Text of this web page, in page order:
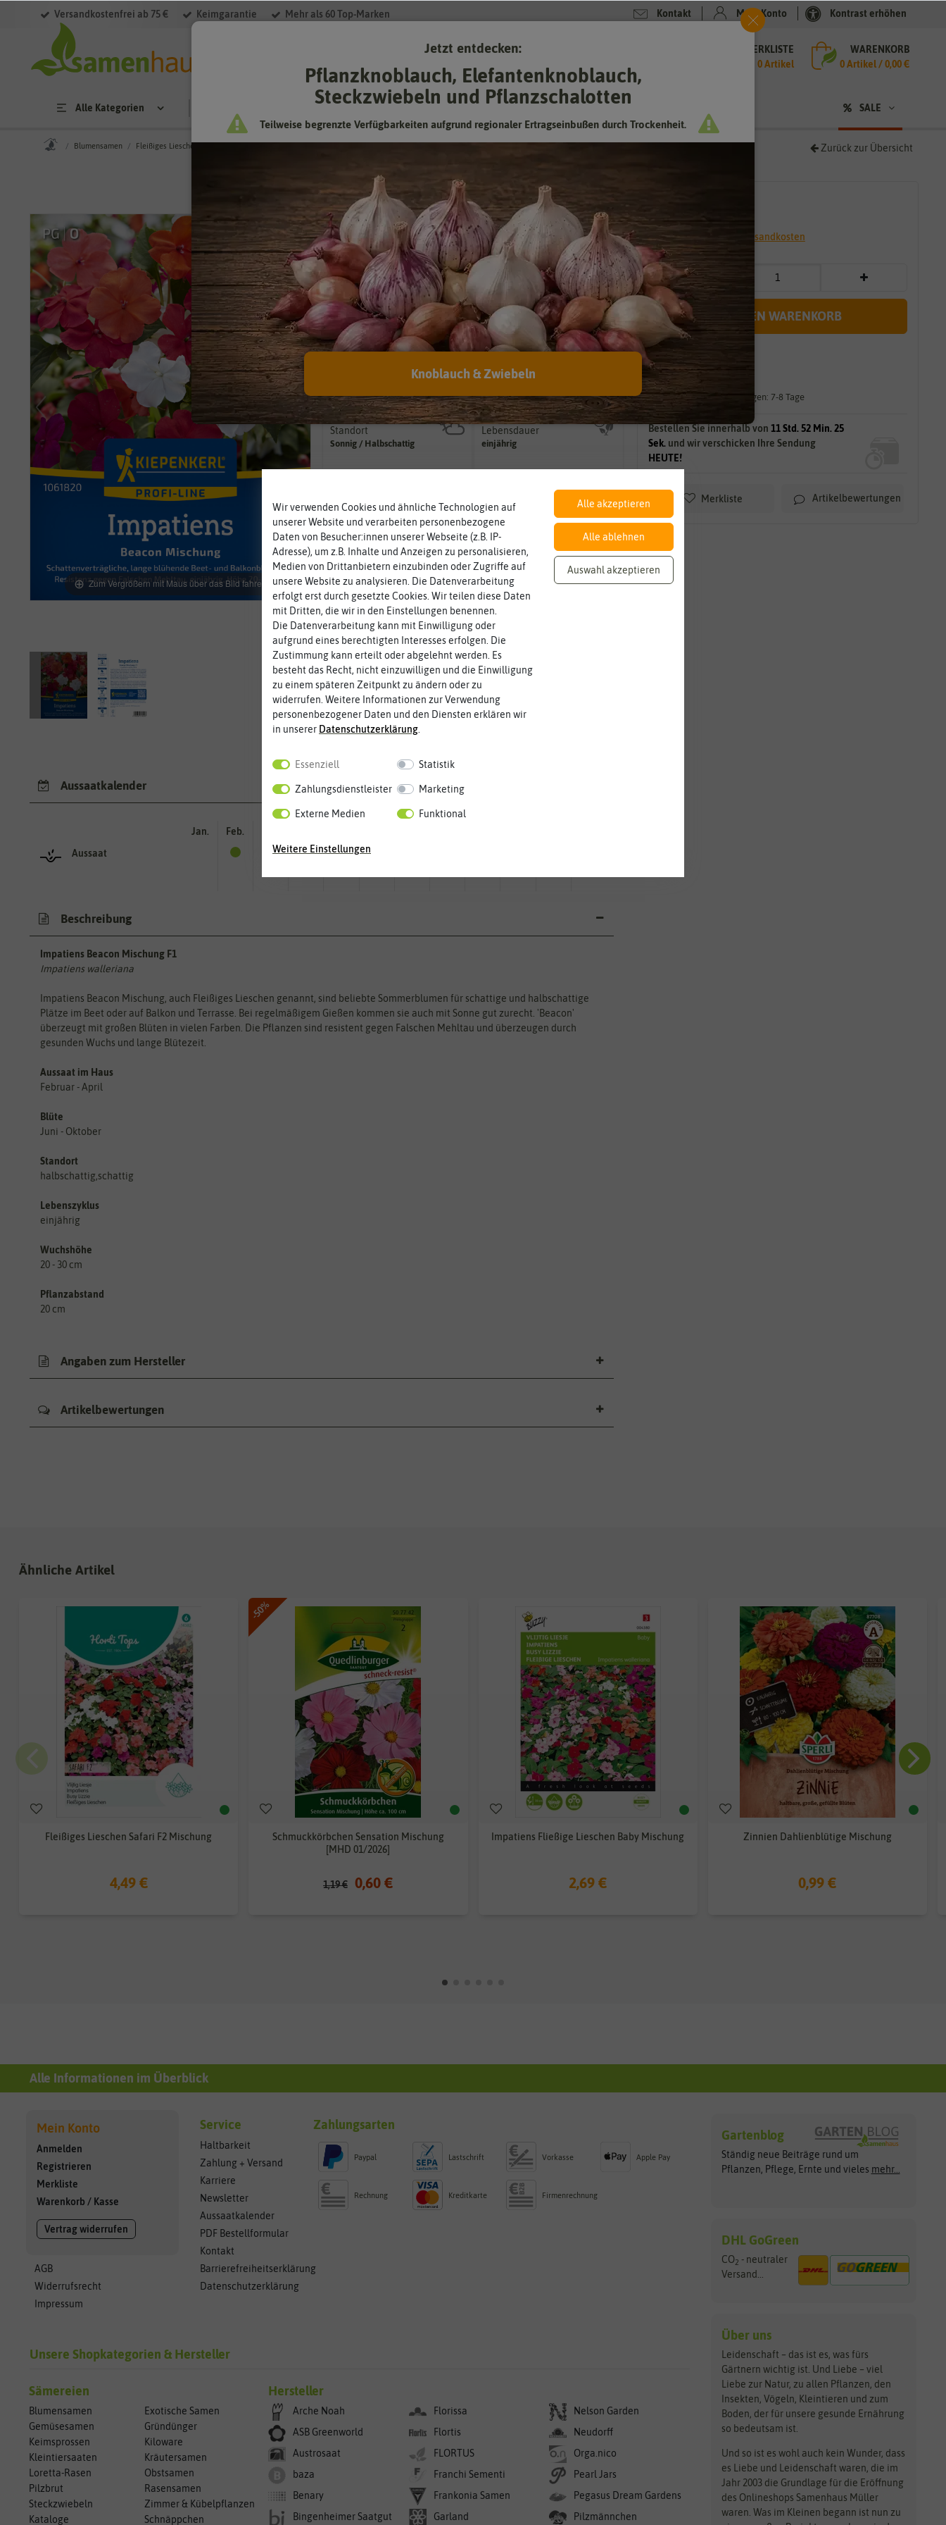
Versandkostenfrei ab 75 € Keimgarantie Mehr als 60 Top-Marken Kontakt Mein Konto Kontrast erhöhen
MERKLISTE
0 Artikel
WARENKORB
0Artikel /0,00 €
Alle Kategorien SALE
Blumensamen Fleißiges Lieschen Samen Zurück zur Übersicht
Zum Vergrößern mit Maus über das Bild fahren
* inkl. 7% MwSt. zzgl. Versandkosten
IN DEN WARENKORB
sofort lieferbar
gilt für 25
Lieferzeit für größere Mengen: 7-8 Tage
Bestellen Sie innerhalb von 11 Std. 52 Min. 23
Sek.und wir verschicken Ihre Sendung
HEUTE!
Merkliste Artikelbewertungen
Impatiens Beacon Mischung F1
Hersteller:
Kiepenkerl
Artikelnummer:
1061820
4099682618203
ausreichend für ca. 20 Pflanzen
Wie viel ist enthalten
walleriana
Namen zur eindeutigen
Standort
Sonnig / Halbschattig
Pflanze? (schattig, halbschattig,
sonnig, vollsonnig)
Winterhart
nein
Pflanzen, die im Freien ohne
Probleme überwintern können.
Lebensdauer
einjährig
einjährig, zweijährig oder
mehrjährig.
Pflanzabstand
30 cm
Welchen Abstand sollten die
Pflanzen voneinander haben?
Blütenfarbe
bunt
Wie ist die Blüte eingefärbt? Kann
auch mehrfarbig sein.
Aussaatkalender
Aussaat
Jan. Feb.
Beschreibung
Impatiens Beacon Mischung F1
Impatiens walleriana
Impatiens Beacon Mischung, auch Fleißiges Lieschen genannt, sind beliebte Sommerblumen für schattige und halbschattige
Plätze im Beet oder auf Balkon und Terrasse. Bei regelmäßigem Gießen kommen sie auch mit Sonne gut zurecht. 'Beacon'
überzeugt mit großen Blüten in vielen Farben. Die Pflanzen sind resistent gegen Falschen Mehltau und überzeugen durch
gesunden Wuchs und lange Blütezeit.
Aussaat im Haus
Februar - April
Blüte
Juni - Oktober
Standort
halbschattig,schattig
Lebenszyklus
einjährig
Wuchshöhe
20 - 30 cm
Pflanzabstand
20 cm
Angaben zum Hersteller
Artikelbewertungen
Ähnliche Artikel
Fleißiges Lieschen Safari F2 Mischung
4,49 €
-50%
Schmuckkörbchen Sensation Mischung
[MHD 01/2026]
1,19 € 0,60 €
Impatiens Fließige Lieschen Baby Mischung
2,69 €
Zinnien Dahlienblütige Mischung
0,99 €
Alle Informationen im Überblick
Mein Konto
Anmelden
Registrieren
Merkliste
Warenkorb / Kasse
Vertrag widerrufen
AGB
Widerrufsrecht
Impressum
Service
Haltbarkeit
Zahlung + Versand
Karriere
Newsletter
Aussaatkalender
PDF Bestellformular
Kontakt
Barrierefreiheitserklärung
Datenschutzerklärung
Zahlungsarten
Paypal Lastschrift Vorkasse Apple Pay
Rechnung Kreditkarte Firmenrechnung
Unsere Shopkategorien & Hersteller
Sämereien
Blumensamen
Exotische Samen
Gemüsesamen
Gründünger
Keimsprossen
Kiloware
Kleintiersaaten
Kräutersamen
Loretta-Rasen
Obstsamen
Pilzbrut
Rasensamen
Steckzwiebeln
Zimmer & Kübelpflanzen
Kataloge
Schnäppchen
Hersteller
Arche Noah
ASB Greenworld
Austrosaat
baza
Benary
Bingenheimer Saatgut
Florissa
Flortis
FLORTUS
Franchi Sementi
Frankonia Samen
Garland
Nelson Garden
Neudorff
Orga.nico
Pearl Jars
Pegasus Dream Gardens
Pilzmännchen
Gartenblog
Ständig neue Beiträge rund um
Pflanzen, Pflege, Ernte und vieles mehr...
DHL GoGreen
CO2 - neutraler
Versand...
Über uns
Leidenschaft – das ist es, was fürs
Gärtnern wichtig ist. Und Liebe – viel
Liebe zur Natur, zu allen Pflanzen, den
Insekten, Vögeln, Kleintieren und zum
Boden, der für unsere gesunde Ernährung
so bedeutsam ist.
Und so ist es wohl auch kein Wunder, dass
es Liebe und Leidenschaft waren, die im
Jahr 2003 die Grundlage für die Eröffnung
des Onlineshops Samenhaus Müller
waren. Was im Kleinen begann ist nun zu
Wir verwenden Cookies und ähnliche Technologien auf
unserer Website und verarbeiten personenbezogene
Daten von Besucher:innen unserer Webseite (z.B. IP-
Adresse), um z.B. Inhalte und Anzeigen zu personalisieren,
Medien von Drittanbietern einzubinden oder Zugriffe auf
unsere Website zu analysieren. Die Datenverarbeitung
erfolgt erst durch gesetzte Cookies. Wir teilen diese Daten
mit Dritten, die wir in den Einstellungen benennen.
Die Datenverarbeitung kann mit Einwilligung oder
aufgrund eines berechtigten Interesses erfolgen. Die
Zustimmung kann erteilt oder abgelehnt werden. Es
besteht das Recht, nicht einzuwilligen und die Einwilligung
zu einem späteren Zeitpunkt zu ändern oder zu
widerrufen. Weitere Informationen zur Verwendung
personenbezogener Daten und den Diensten erklären wir
in unserer Daten­schutz­erklärung
Essenziell Statistik
Zahlungsdienstleister Marketing
Externe Medien Funktional
Weitere Einstellungen
Alle akzeptieren
Alle ablehnen
Auswahl akzeptieren
Jetzt entdecken:
Pflanzknoblauch, Elefantenknoblauch,
Steckzwiebeln und Pflanzschalotten
Teilweise begrenzte Verfügbarkeiten aufgrund regionaler Ertragseinbußen durch Trockenheit.
Knoblauch & Zwiebeln